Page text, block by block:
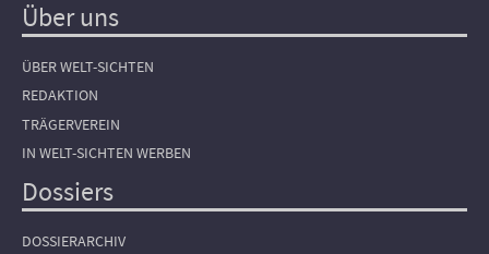
Über uns
ÜBER WELT-SICHTEN
REDAKTION
TRÄGERVEREIN
IN WELT-SICHTEN WERBEN
Dossiers
DOSSIERARCHIV